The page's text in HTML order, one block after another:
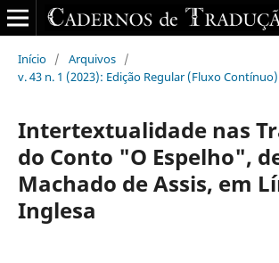
Início / Arquivos /
v. 43 n. 1 (2023): Edição Regular (Fluxo Contínuo)
Intertextualidade nas
do Conto "O Espelho",
Machado de Assis, em
Inglesa